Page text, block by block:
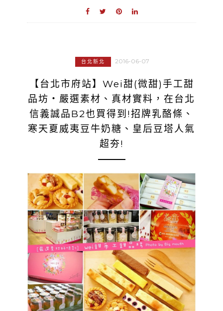
台北新北 2016-06-07
【台北市府站】Wei甜(微甜)手工甜
品坊‧嚴選素材、真材實料，在台北
信義誠品B2也買得到!招牌乳酪條、
寒天夏威夷豆牛奶糖、皇后豆塔人氣
超夯!